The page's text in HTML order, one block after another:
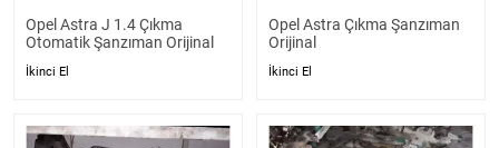
Opel Astra J 1.4 Çıkma
Otomatik Şanzıman Orijinal
İkinci El
Opel Astra Çıkma Şanzıman
Orijinal
İkinci El